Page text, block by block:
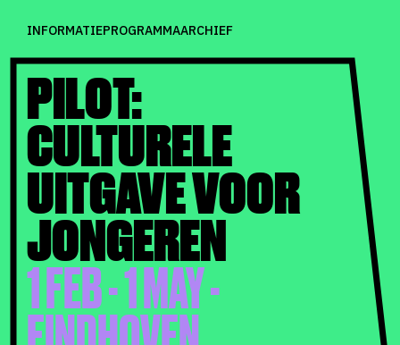
INFORMATIEPROGRAMMAARCHIEF
PILOT:
CULTURELE
UITGAVE VOOR
JONGEREN
1 FEB - 1 MAY -